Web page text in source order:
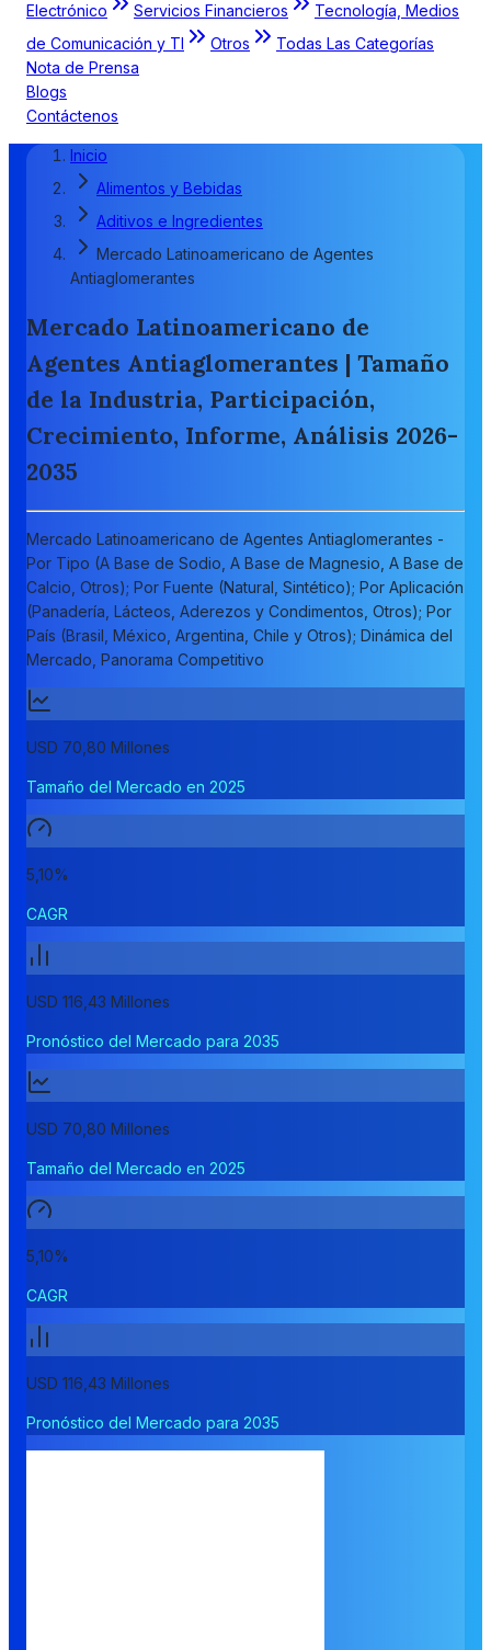
Electrónico
Servicios Financieros
Tecnología, Medios
de Comunicación y TI
Otros
Todas Las Categorías
Nota de Prensa
Blogs
Contáctenos
Inicio
Alimentos y Bebidas
Aditivos e Ingredientes
Mercado Latinoamericano de Agentes
Antiaglomerantes
Mercado Latinoamericano de
Agentes Antiaglomerantes | Tamaño
de la Industria, Participación,
Crecimiento, Informe, Análisis 2026-
2035
Mercado Latinoamericano de Agentes Antiaglomerantes -
Por Tipo (A Base de Sodio, A Base de Magnesio, A Base de
Calcio, Otros); Por Fuente (Natural, Sintético); Por Aplicación
(Panadería, Lácteos, Aderezos y Condimentos, Otros); Por
País (Brasil, México, Argentina, Chile y Otros); Dinámica del
Mercado, Panorama Competitivo
USD 70,80 Millones
Tamaño del Mercado en 2025
5,10%
CAGR
USD 116,43 Millones
Pronóstico del Mercado para 2035
USD 70,80 Millones
Tamaño del Mercado en 2025
5,10%
CAGR
USD 116,43 Millones
Pronóstico del Mercado para 2035